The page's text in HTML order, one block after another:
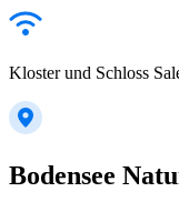
Kloster und Schloss
Bodensee